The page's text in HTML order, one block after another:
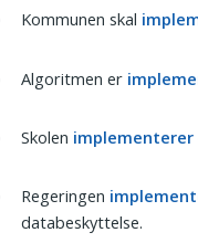
Kommunen skal
Algoritmen er
Skolen implementerer
Regeringen
databeskyttelse.